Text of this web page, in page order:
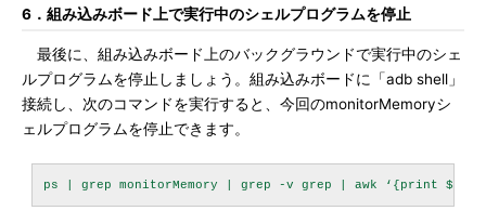
6．組み込みボード上で実行中のシェルプログラムを停止
最後に、組み込みボード上のバックグラウンドで実行中のシェ
ルプログラムを停止しましょう。組み込みボードに「adb shell」
接続し、次のコマンドを実行すると、今回のmonitorMemoryシ
ェルプログラムを停止できます。